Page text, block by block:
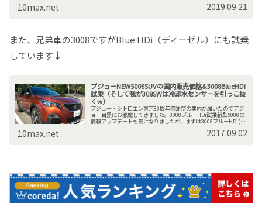
10max.net 2019.09.21
また、兄弟車の3008ですがBlue HDi（ディーゼル）にも試乗
しています↓
プジョーNEW5008SUVの国内販売価格&3008BlueHDi
試乗（そして我が308SWは冷却水センサーを引っこ抜
くw）
プジョー・シトロエン東京30周年感謝祭の案内が届いたのでプジ
ョー目黒にお邪魔してきました。3008ブルーHDi試乗新型5008の
情報アップデートも気になりましたが、まずは3008ブルーHDi(ク
10max.net 2017.09.02